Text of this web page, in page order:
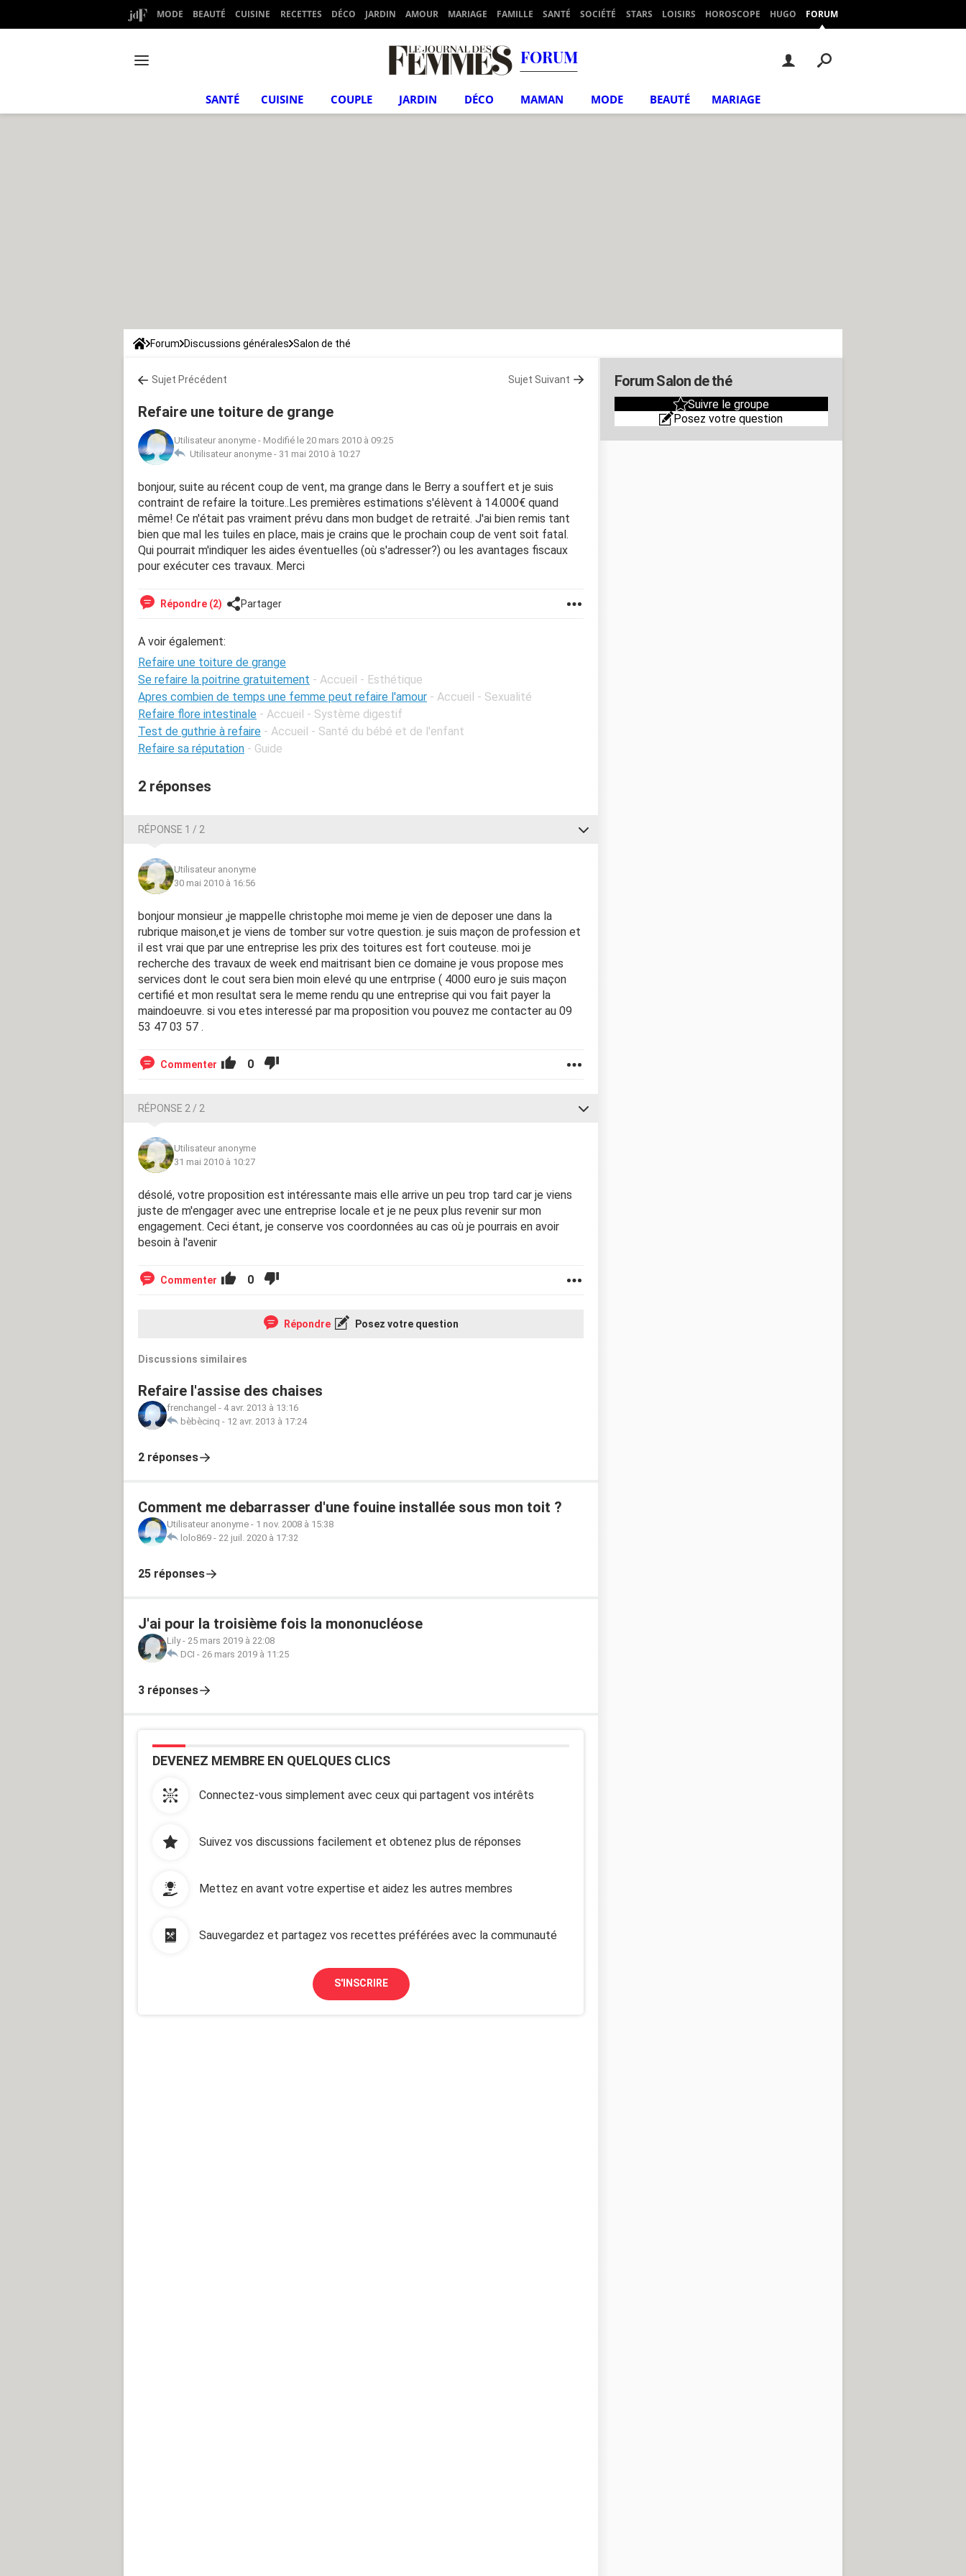
MODE BEAUTÉ CUISINE RECETTES DÉCO JARDIN AMOUR MARIAGE FAMILLE SANTÉ SOCIÉTÉ STARS LOISIRS HOROSCOPE HUGO FORUM
FORUM
SANTÉ CUISINE COUPLE JARDIN DÉCO MAMAN MODE BEAUTÉ MARIAGE
Forum Discussions générales Salon de thé
Sujet Précédent Sujet Suivant
Refaire une toiture de grange
Utilisateur anonyme - Modifié le 20 mars 2010 à 09:25
Utilisateur anonyme - 31 mai 2010 à 10:27
bonjour, suite au récent coup de vent, ma grange dans le Berry a souffert et je suis
contraint de refaire la toiture..Les premières estimations s'élèvent à 14.000€ quand
même! Ce n'était pas vraiment prévu dans mon budget de retraité. J'ai bien remis tant
bien que mal les tuiles en place, mais je crains que le prochain coup de vent soit fatal.
Qui pourrait m'indiquer les aides éventuelles (où s'adresser?) ou les avantages fiscaux
pour exécuter ces travaux. Merci
Répondre (2) Partager
A voir également:
Refaire une toiture de grange
Se refaire la poitrine gratuitement - Accueil - Esthétique
Apres combien de temps une femme peut refaire l'amour - Accueil - Sexualité
Refaire flore intestinale - Accueil - Système digestif
Test de guthrie à refaire - Accueil - Santé du bébé et de l'enfant
Refaire sa réputation - Guide
2 réponses
RÉPONSE 1 / 2
Utilisateur anonyme
30 mai 2010 à 16:56
bonjour monsieur ,je mappelle christophe moi meme je vien de deposer une dans la
rubrique maison,et je viens de tomber sur votre question. je suis maçon de profession et
il est vrai que par une entreprise les prix des toitures est fort couteuse. moi je
recherche des travaux de week end maitrisant bien ce domaine je vous propose mes
services dont le cout sera bien moin elevé qu une entrprise ( 4000 euro je suis maçon
certifié et mon resultat sera le meme rendu qu une entreprise qui vou fait payer la
maindoeuvre. si vou etes interessé par ma proposition vou pouvez me contacter au 09
53 47 03 57 .
Commenter 0
RÉPONSE 2 / 2
Utilisateur anonyme
31 mai 2010 à 10:27
désolé, votre proposition est intéressante mais elle arrive un peu trop tard car je viens
juste de m'engager avec une entreprise locale et je ne peux plus revenir sur mon
engagement. Ceci étant, je conserve vos coordonnées au cas où je pourrais en avoir
besoin à l'avenir
Commenter 0
Répondre Posez votre question
Discussions similaires
Refaire l'assise des chaises
frenchangel - 4 avr. 2013 à 13:16
bèbècinq - 12 avr. 2013 à 17:24
2 réponses
Comment me debarrasser d'une fouine installée sous mon toit ?
Utilisateur anonyme - 1 nov. 2008 à 15:38
lolo869 - 22 juil. 2020 à 17:32
25 réponses
J'ai pour la troisième fois la mononucléose
Lily- 25 mars 2019 à 22:08
DCI - 26 mars 2019 à 11:25
3 réponses
DEVENEZ MEMBRE EN QUELQUES CLICS
Connectez-vous simplement avec ceux qui partagent vos intérêts
Suivez vos discussions facilement et obtenez plus de réponses
Mettez en avant votre expertise et aidez les autres membres
Sauvegardez et partagez vos recettes préférées avec la communauté
S'INSCRIRE
Forum Salon de thé
Suivre le groupe
Posez votre question